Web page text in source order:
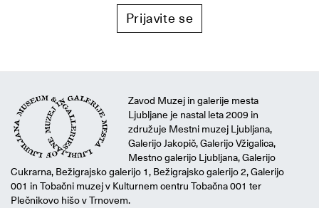
Prijavite se
Zavod Muzej in galerije mesta
Ljubljane je nastal leta 2009 in
združuje Mestni muzej Ljubljana,
Galerijo Jakopič, Galerijo Vžigalica,
Mestno galerijo Ljubljana, Galerijo
Cukrarna, Bežigrajsko galerijo 1, Bežigrajsko galerijo 2, Galerijo
001 in Tobačni muzej v Kulturnem centru Tobačna 001 ter
Plečnikovo hišo v Trnovem.